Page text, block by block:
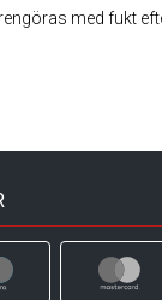
med fukt